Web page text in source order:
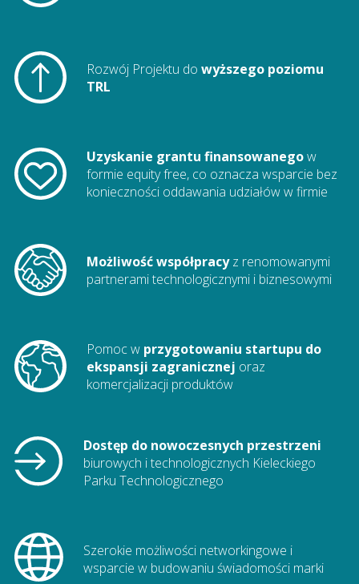
Rozwój Projektu do wyższego poziomu
TRL
Uzyskanie grantu finansowanegow
formie equity free, co oznacza wsparcie bez
konieczności oddawania udziałów w firmie
Możliwość współpracyz renomowanymi
partnerami technologicznymi i biznesowymi
Pomoc w przygotowaniu startupu do
ekspansji zagranicznej oraz
komercjalizacji produktów
Dostęp do nowoczesnych przestrzeni
biurowych i technologicznych Kieleckiego
Parku Technologicznego
Szerokie możliwości networkingowe i
wsparcie w budowaniu świadomości marki